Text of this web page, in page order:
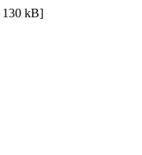
130 kB]